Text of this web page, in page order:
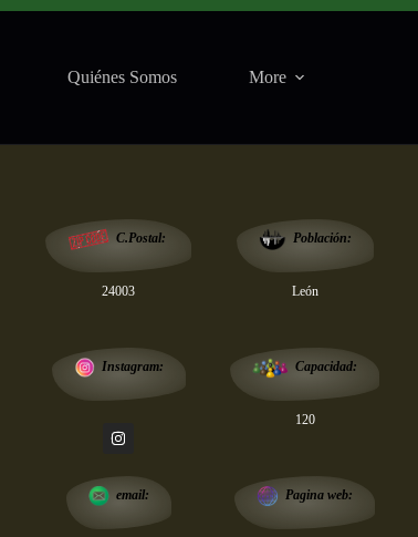
Quiénes Somos More
C.Postal:
24003
Población:
León
Instagram: Capacidad:
120
email: Pagina web: